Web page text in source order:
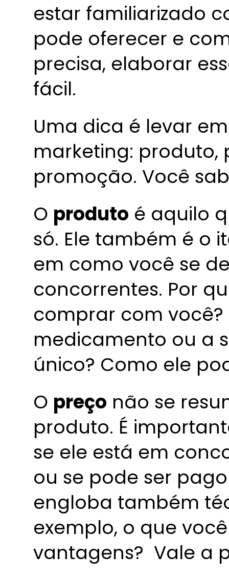
estar familiarizado
pode oferecer e
precisa, elaborar
fácil.
Uma dica é levar
marketing: produto,
promoção. Você
O produto é aquilo
só. Ele também é o
em como você se
concorrentes. Por
comprar com você?
medicamento ou a
único? Como ele
O preço não se
produto. É
se ele está em
ou se pode ser
engloba também
exemplo, o que
vantagens? Vale a